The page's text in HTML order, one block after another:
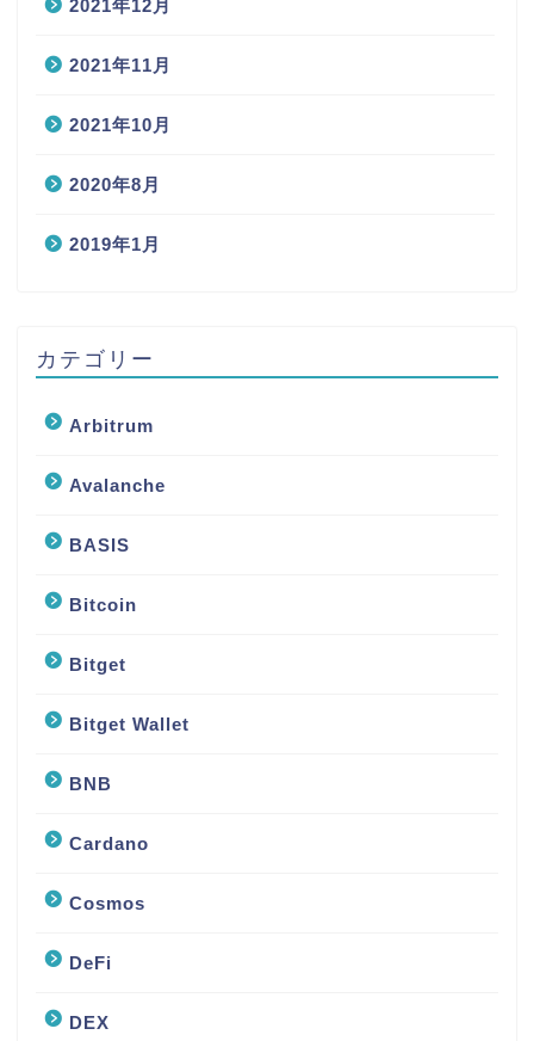
2021年12月
2021年11月
2021年10月
2020年8月
2019年1月
カテゴリー
Arbitrum
Avalanche
BASIS
Bitcoin
Bitget
Bitget Wallet
BNB
Cardano
Cosmos
DeFi
DEX